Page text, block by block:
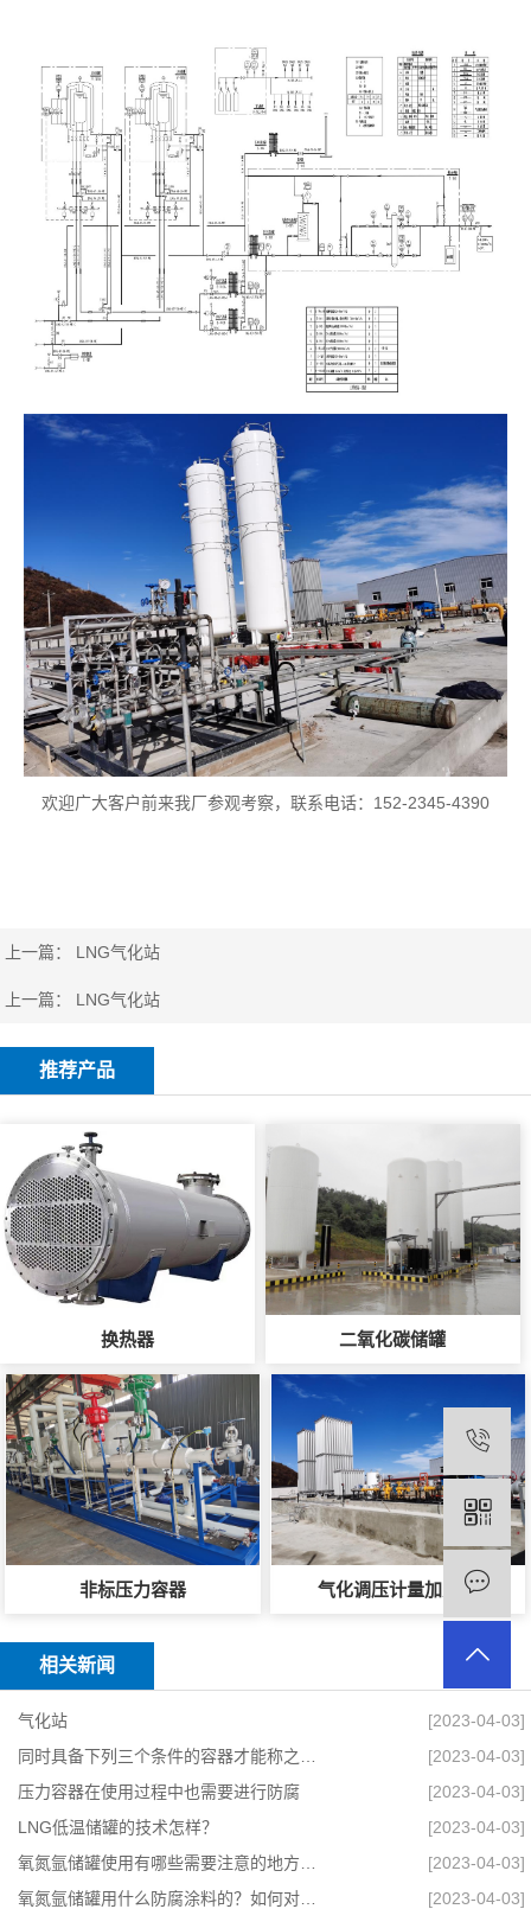
欢迎广大客户前来我厂参观考察，联系电话：152-2345-4390
上一篇： LNG气化站
上一篇： LNG气化站
推荐产品
换热器 二氧化碳储罐
非标压力容器 气化调压计量加臭撬
相关新闻
气化站
[2023-04-03]
同时具备下列三个条件的容器才能称之为压力容器
[2023-04-03]
压力容器在使用过程中也需要进行防腐
[2023-04-03]
LNG低温储罐的技术怎样？
[2023-04-03]
氧氮氩储罐使用有哪些需要注意的地方？安全有哪些要求？
[2023-04-03]
氧氮氩储罐用什么防腐涂料的？如何对其进行维修？
[2023-04-03]